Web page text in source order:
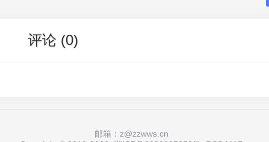
评论 (0)
邮箱：z@zzwws.cn